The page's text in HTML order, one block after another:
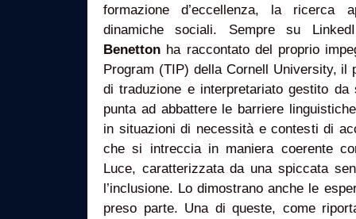
formazione d’eccellenza, la ricerca
dinamiche sociali. Sempre su
Benetton ha raccontato del proprio
Program (TIP) della Cornell University, il
di traduzione e interpretariato gestito
punta ad abbattere le barriere
in situazioni di necessità e contesti di
che si intreccia in maniera coerente
Luce, caratterizzata da una spiccata
l’inclusione. Lo dimostrano anche le
preso parte. Una di queste, come